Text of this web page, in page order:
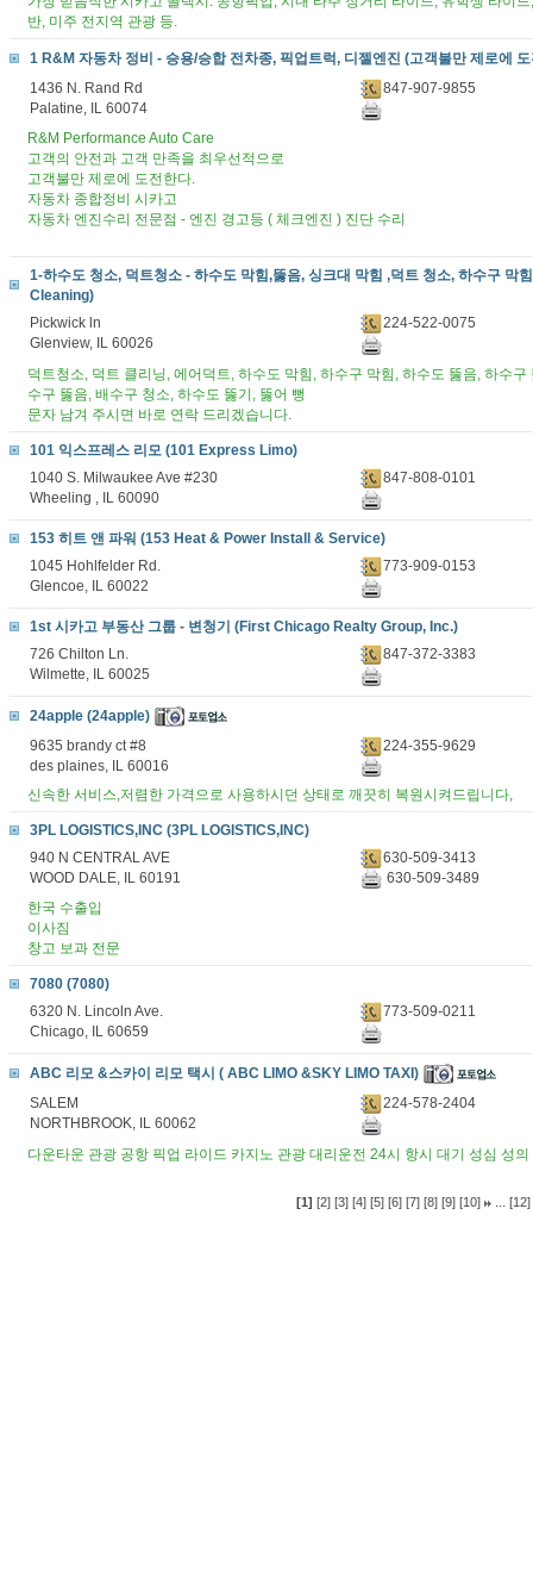
반, 미주 전지역 관광 등.
1 R&M 자동차 정비 - 승용/승합 전차종, 픽업트럭, 디젤엔진 (고객불만 제로에
1436 N. Rand Rd
Palatine, IL 60074
847-907-9855
R&M Performance Auto Care
고객의 안전과 고객 만족을 최우선적으로
고객불만 제로에 도전한다.
자동차 종합정비 시카고
자동차 엔진수리 전문점 - 엔진 경고등 ( 체크엔진 ) 진단 수리
1-하수도 청소, 덕트청소 - 하수도 막힘,뚫음, 싱크대 막힘 ,덕트 청소, 하수구 막
Cleaning)
Pickwick ln
Glenview, IL 60026
224-522-0075
덕트청소, 덕트 클리닝, 에어덕트, 하수도 막힘, 하수구 막힘, 하수도 뚫음, 하수
수구 뚫음, 배수구 청소, 하수도 뚫기, 뚫어 뻥
문자 남겨 주시면 바로 연락 드리겠습니다.
101 익스프레스 리모 (101 Express Limo)
1040 S. Milwaukee Ave #230
Wheeling , IL 60090
847-808-0101
153 히트 앤 파워 (153 Heat & Power Install & Service)
1045 Hohlfelder Rd.
Glencoe, IL 60022
773-909-0153
1st 시카고 부동산 그룹 - 변청기 (First Chicago Realty Group, Inc.)
726 Chilton Ln.
Wilmette, IL 60025
847-372-3383
24apple (24apple)
9635 brandy ct #8
des plaines, IL 60016
224-355-9629
신속한 서비스,저렴한 가격으로 사용하시던 상태로 깨끗히 복원시켜드립니다,
3PL LOGISTICS,INC (3PL LOGISTICS,INC)
940 N CENTRAL AVE
WOOD DALE, IL 60191
630-509-3413
630-509-3489
한국 수출입
이사짐
창고 보과 전문
7080 (7080)
6320 N. Lincoln Ave.
Chicago, IL 60659
773-509-0211
ABC 리모 &스카이 리모 택시 ( ABC LIMO &SKY LIMO TAXI)
SALEM
NORTHBROOK, IL 60062
224-578-2404
다운타운 관광 공항 픽업 라이드 카지노 관광 대리운전 24시 항시 대기 성심 성
[1] [2] [3] [4] [5] [6] [7] [8] [9] [10] ... [12]